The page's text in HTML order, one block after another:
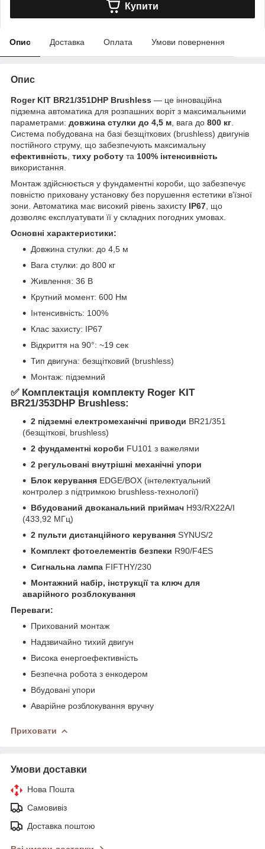
Купити
Опис Доставка Оплата Умови повернення
Опис
Roger KIT BR21/351DHP Brushless — це інноваційна
підземна автоматика для розпашних воріт з максимальними
параметрами: довжина стулки до 4,5 м , вага до 800 кг
Система побудована на базі безщіткових (brushless) двигунів
постійного струму, що забезпечують максимальну
ефективність тиху роботу та 100% інтенсивність
використання.
Монтаж здійснюється у фундаментні короби, що забезпечує
повністю приховану установку без порушення естетики в'їзної
зони. Автоматика має високий рівень захисту IP67 , що
дозволяє експлуатувати її у складних погодних умовах.
Основні характеристики:
Довжина стулки: до 4,5 м
Вага стулки: до 800 кг
Живлення: 36 В
Крутний момент: 600 Нм
Інтенсивність: 100%
Клас захисту: IP67
Відкриття на 90°: ~19 сек
Тип двигуна: безщітковий (brushless)
Монтаж: підземний
✅ Комплектація комплекту Roger KIT
BR21/353DHP Brushless:
2 підземні електромеханічні приводи BR21/351
(безщіткові, brushless)
2 фундаментні короби FU101 з важелями
2 регульовані внутрішні механічні упори
Блок керування EDGE/BOX (інтелектуальний
контролер з підтримкою brushless-технології)
Вбудований двоканальний приймач H93/RX22A/I
(433,92 МГц)
2 пульти дистанційного керування SYNUS/2
Комплект фотоелементів безпеки R90/F4ES
Сигнальна лампа FIFTHY/230
Монтажний набір, інструкції та ключ для
аварійного розблокування
Переваги:
Прихований монтаж
Надзвичайно тихий двигун
Висока енергоефективність
Безпечна робота з енкодером
Вбудовані упори
Аварійне розблокування вручну
Приховати
Умови доставки
Нова Пошта
Самовивіз
Доставка поштою